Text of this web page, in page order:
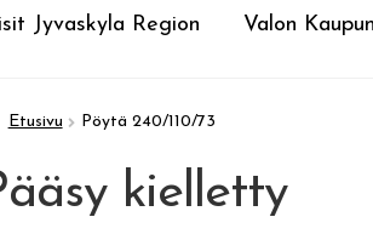
Jyvaskyla Region Valon
Etusivu Pöytä 240/110/73
kielletty